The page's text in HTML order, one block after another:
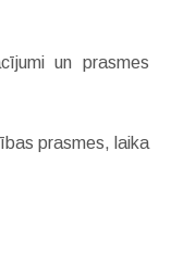
un prasmes
prasmes, laika